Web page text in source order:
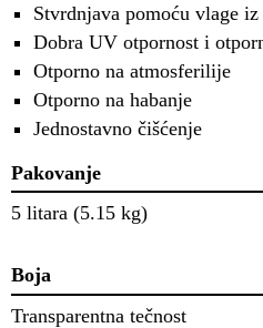
Stvrdnjava pomoću vlage iz
Dobra UV otpornost i
Otporno na atmosferilije
Otporno na habanje
Jednostavno čišćenje
Pakovanje
5 litara (5.15 kg)
Boja
Transparentna tečnost